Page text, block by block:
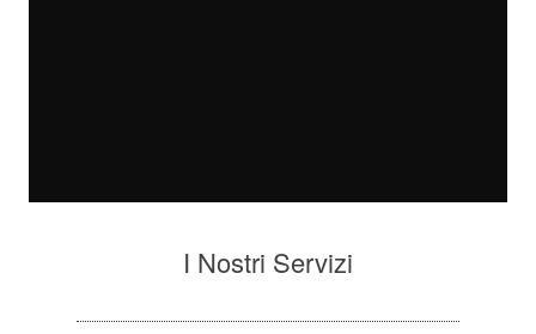
I Nostri Servizi